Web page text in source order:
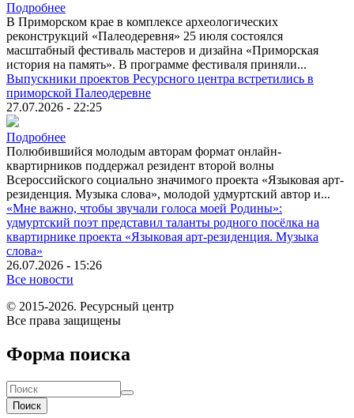
Подробнее
В Приморском крае в комплексе археологических
реконструкций «Палеодеревня» 25 июля состоялся
масштабный фестиваль мастеров и дизайна «Приморская
история на память». В программе фестиваля приняли...
Выпускники проектов Ресурсного центра встретились в
приморской Палеодеревне
27.07.2026 - 22:25
Подробнее
Полюбившийся молодым авторам формат онлайн-
квартирников поддержал резидент второй волны
Всероссийского социально значимого проекта «Языковая арт-
резиденция. Музыка слова», молодой удмуртский автор и...
«Мне важно, чтобы звучали голоса моей Родины»:
удмуртский поэт представил таланты родного посёлка на
квартирнике проекта «Языковая арт-резиденция. Музыка
слова»
26.07.2026 - 15:26
Все новости
© 2015-2026. Ресурсный центр
Все права защищены
Форма поиска
Поиск